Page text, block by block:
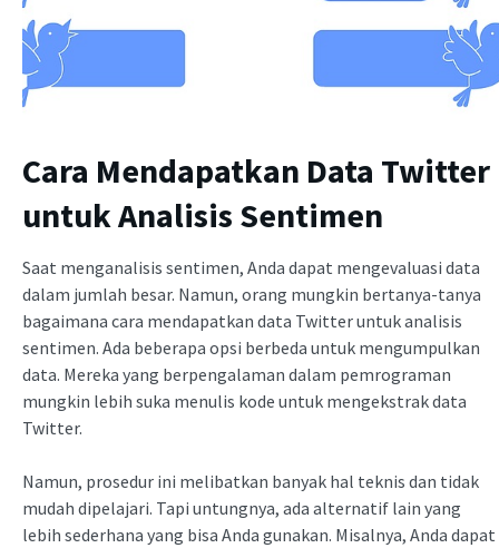
Cara Mendapatkan Data Twitter
untuk Analisis Sentimen
Saat menganalisis sentimen, Anda dapat mengevaluasi data
dalam jumlah besar. Namun, orang mungkin bertanya-tanya
bagaimana cara mendapatkan data Twitter untuk analisis
sentimen. Ada beberapa opsi berbeda untuk mengumpulkan
data. Mereka yang berpengalaman dalam pemrograman
mungkin lebih suka menulis kode untuk mengekstrak data
Twitter.
Namun, prosedur ini melibatkan banyak hal teknis dan tidak
mudah dipelajari. Tapi untungnya, ada alternatif lain yang
lebih sederhana yang bisa Anda gunakan. Misalnya, Anda dapat